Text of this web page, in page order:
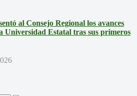
al Consejo Regional los avances
Universidad Estatal tras sus primeros